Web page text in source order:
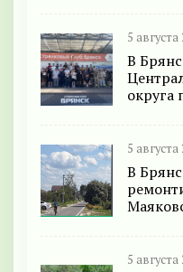
5 августа
В
округа
5
В
5 августа